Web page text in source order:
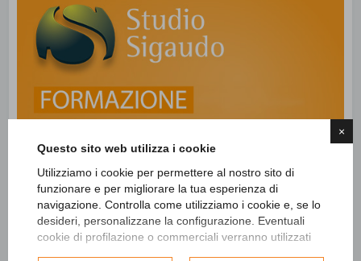
×
Questo sito web utilizza i cookie
Utilizziamo i cookie per permettere al nostro sito di
funzionare e per migliorare la tua esperienza di
navigazione. Controlla come utilizziamo i cookie e, se lo
desideri, personalizzane la configurazione. Eventuali
cookie di profilazione o commerciali verranno utilizzati